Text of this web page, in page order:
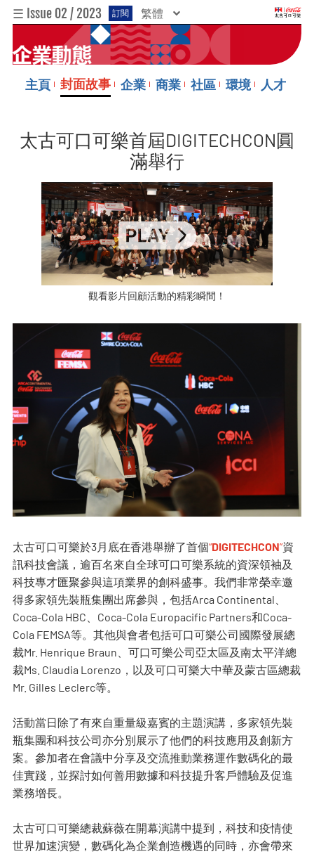
☰ Issue 02 / 2023 訂閱 繁體
主頁 封面故事 企業 商業 社區 環境 人才
太古可口可樂首屆DIGITECHCON圓
滿舉行
觀看影片回顧活動的精彩瞬間！
太古可口可樂於3月底在香港舉辦了首個“DIGITECHCON”資
訊科技會議，逾百名來自全球可口可樂系統的資深領袖及
科技專才匯聚參與這項業界的創科盛事。我們非常榮幸邀
得多家領先裝瓶集團出席參與，包括Arca Continental、
Coca-Cola HBC、Coca-Cola Europacific Partners和Coca-
Cola FEMSA等。其他與會者包括可口可樂公司國際發展總
裁Mr. Henrique Braun、可口可樂公司亞太區及南太平洋總
裁Ms. Claudia Lorenzo，以及可口可樂大中華及蒙古區總裁
Mr. Gilles Leclerc等。
活動當日除了有來自重量級嘉賓的主題演講，多家領先裝
瓶集團和科技公司亦分別展示了他們的科技應用及創新方
案。參加者在會議中分享及交流推動業務運作數碼化的最
佳實踐，並探討如何善用數據和科技提升客戶體驗及促進
業務增長。
太古可口可樂總裁蘇薇在開幕演講中提到，科技和疫情使
世界加速演變，數碼化為企業創造機遇的同時，亦會帶來